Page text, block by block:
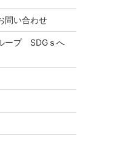
問い合わせ
ープ SDGｓへ